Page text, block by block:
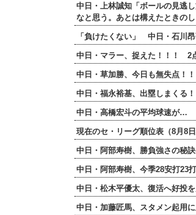
中日・上林誠知「ボールの見逃
なと思う。あとは構えたときの
「負けたくない」 中日・石川
中日・マラー、捉えた！！！ 2
中日・草加勝、今日も無失点！！
中日・福永裕基、出塁しまくる！
中日・高橋宏斗の平均球速が…
現在のセ・リーグ順位表（8月8日
中日・阿部寿樹、勝負強さの秘
中日・阿部寿樹、今季28安打23
中日・松木平優太、復活へ好投を
中日・加藤匠馬、スタメン起用